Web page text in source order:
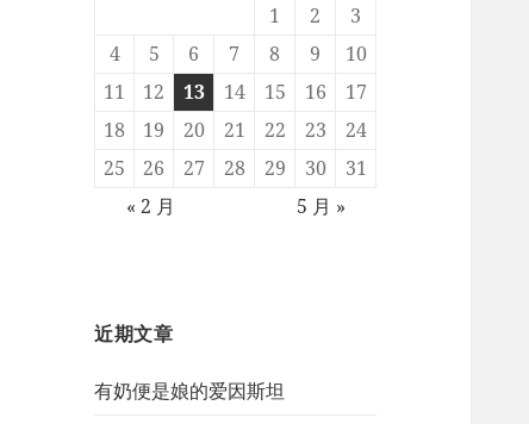
1 2
3
4
5 6 7 8 9
10
11
12 13 14 15 16
17
18
19 20 21 22 23
24
25
26 27 28 29 30
31
« 2 月
5 月 »
近期文章
有奶便是娘的爱因斯坦